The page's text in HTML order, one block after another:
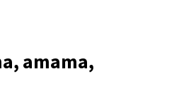
amama,